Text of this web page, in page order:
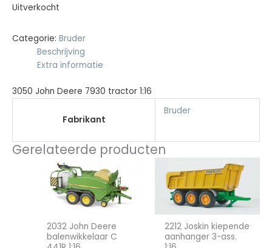
Uitverkocht
Categorie: Bruder
Beschrijving
Extra informatie
3050 John Deere 7930 tractor 1:16
Fabrikant
Bruder
Gerelateerde producten
2032 John Deere
balenwikkelaar C
2212 Joskin kiepende
aanhanger 3-ass.